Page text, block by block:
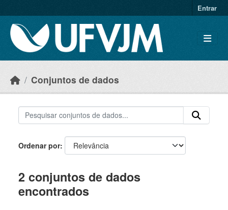
Entrar
Conjuntos de dados
Ordenar por
2 conjuntos de dados
encontrados